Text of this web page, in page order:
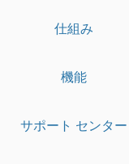
仕組み
機能
サポート センター